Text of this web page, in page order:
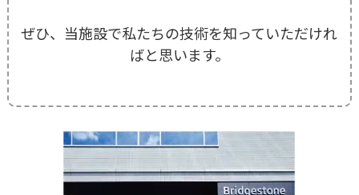
ぜひ、当施設で私たちの技術を知っていただけれ
ばと思います。